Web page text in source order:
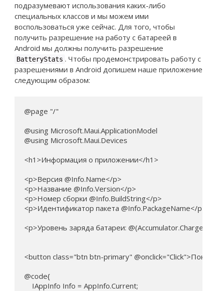
подразумевают использования каких-либо
специальных классов и мы можем ими
воспользоваться уже сейчас. Для того, чтобы
получить разрешение на работу с батареей в
Android мы должны получить разрешение
BatteryStats . Чтобы продемонстрировать работу с
разрешениями в Android допишем наше приложение
следующим образом:
@page "/"
@using Microsoft.Maui.ApplicationModel
@using Microsoft.Maui.Devices
<h1>Информация о приложении</h1>
<p>Версия @Info.Name</p>
<p>Название @Info.Version</p>
<p>Номер сборки @Info.BuildString</p>
<p>Идентификатор пакета @Info.PackageName</p>
<p>Уровень заряда батареи:
<button class="btn btn-primary"
@code{
    IAppInfo Info = AppInfo.Current;